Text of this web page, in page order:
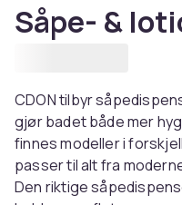
Såpe- &
CDON tilbyr
gjør badet både mer
finnes modeller i
passer til alt fra
Den riktige